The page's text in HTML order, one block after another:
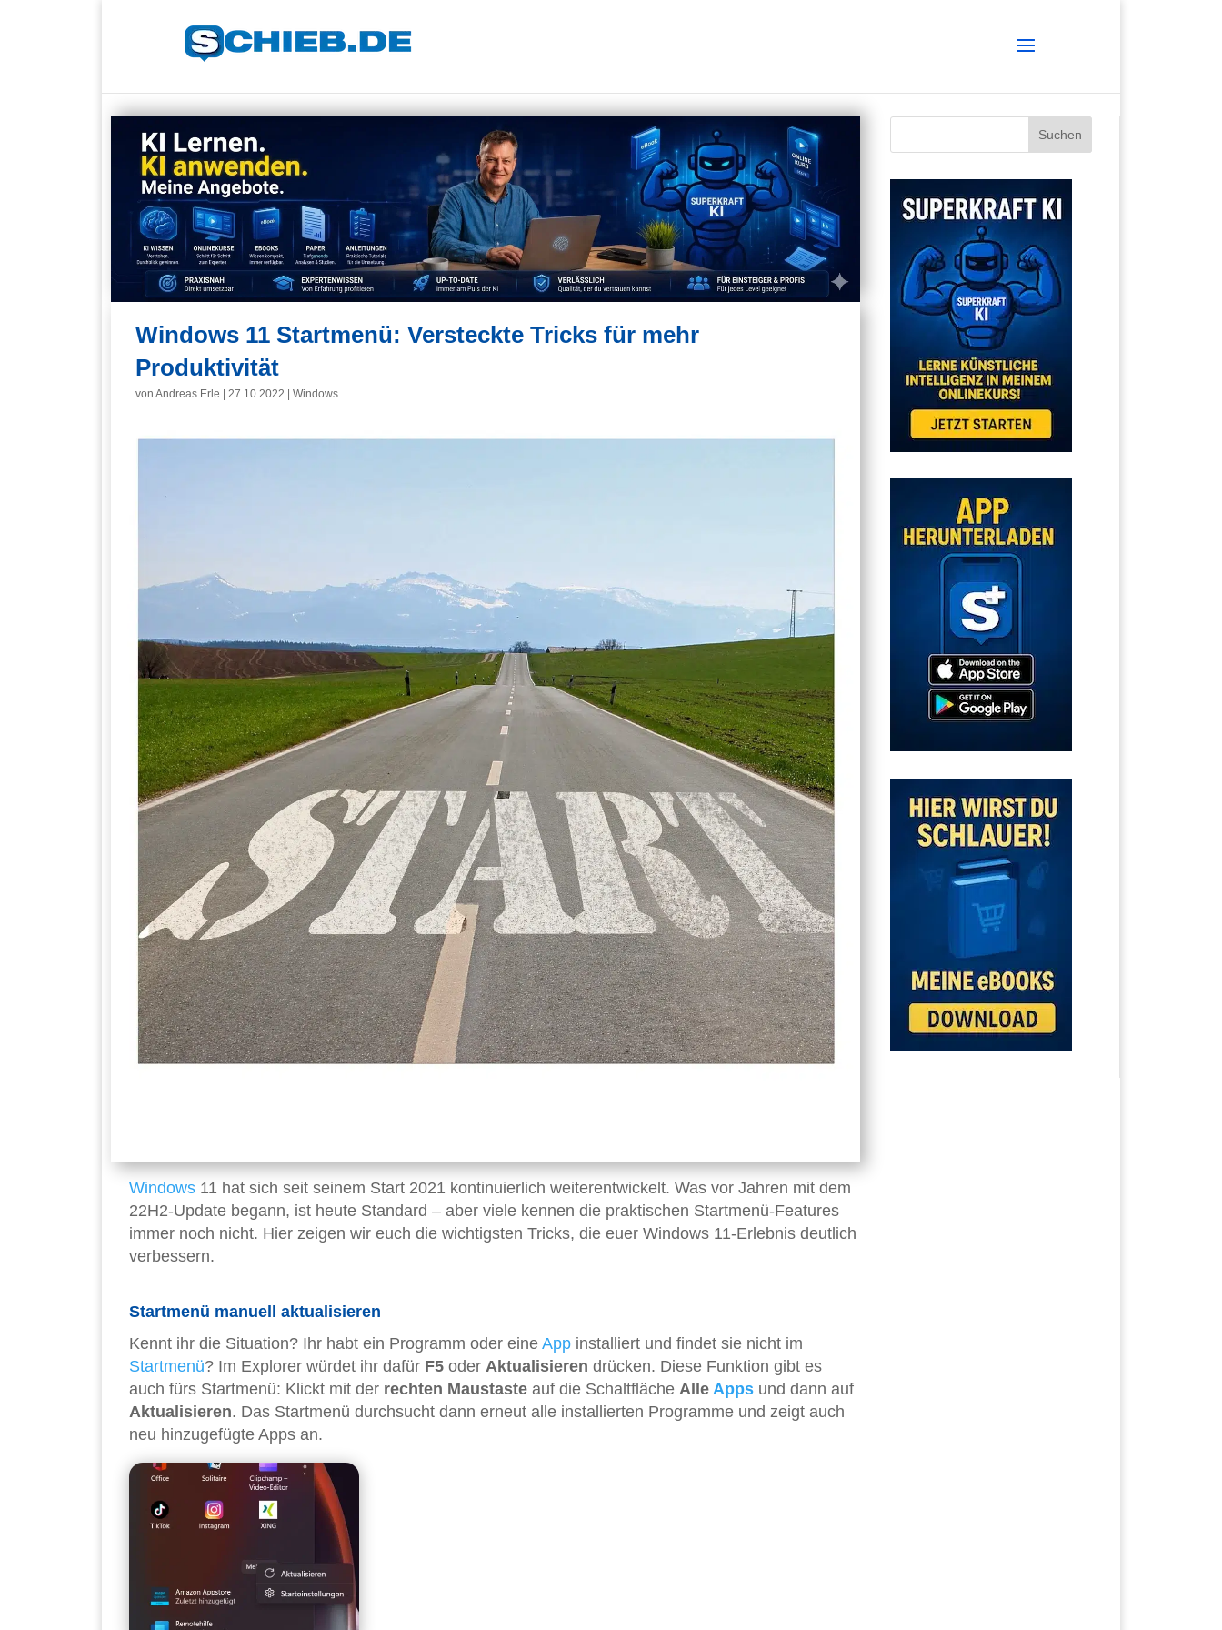
Windows 11 Startmenü: Versteckte Tricks für mehr
Produktivität
von Andreas Erle 27.10.2022 Windows
Windows 11 hat sich seit seinem Start 2021 kontinuierlich weiterentwickelt. Was vor Jahren mit dem
22H2-Update begann, ist heute Standard – aber viele kennen die praktischen Startmenü-Features
immer noch nicht. Hier zeigen wir euch die wichtigsten Tricks, die euer Windows 11-Erlebnis deutlich
verbessern.
Startmenü manuell aktualisieren
Kennt ihr die Situation? Ihr habt ein Programm oder eine App installiert und findet sie nicht im
Startmenü? Im Explorer würdet ihr dafür F5 oder Aktualisieren drücken. Diese Funktion gibt es
auch fürs Startmenü: Klickt mit der rechten Maustaste auf die Schaltfläche Alle Apps und dann auf
Aktualisieren. Das Startmenü durchsucht dann erneut alle installierten Programme und zeigt auch
neu hinzugefügte Apps an.